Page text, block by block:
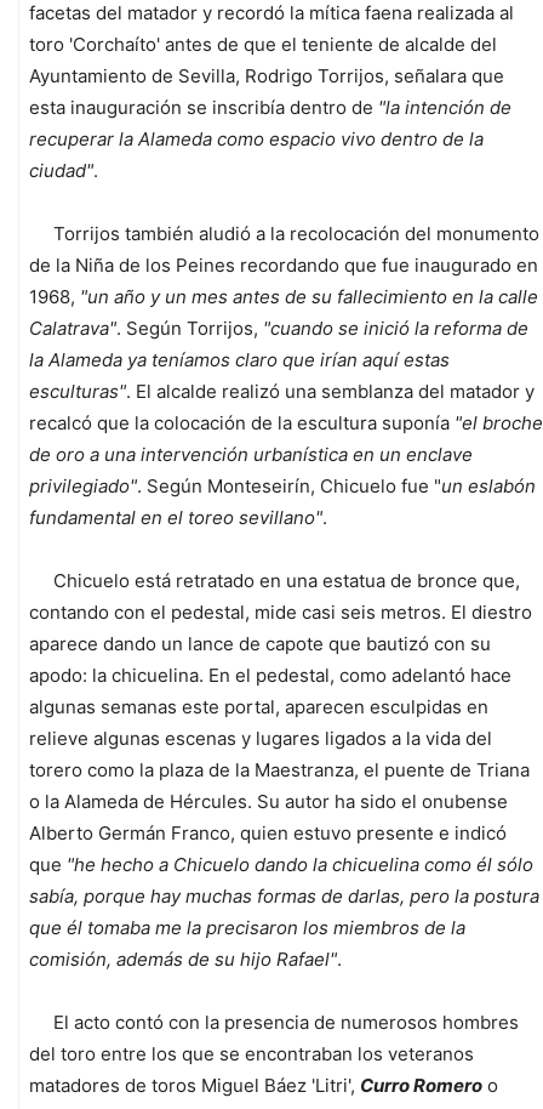
facetas del matador y recordó la mítica faena realizada al
toro 'Corchaíto' antes de que el teniente de alcalde del
Ayuntamiento de Sevilla, Rodrigo Torrijos, señalara que
esta inauguración se inscribía dentro de "la intención de
recuperar la Alameda como espacio vivo dentro de la
ciudad".
Torrijos también aludió a la recolocación del monumento
de la Niña de los Peines recordando que fue inaugurado en
1968, "un año y un mes antes de su fallecimiento en la calle
Calatrava". Según Torrijos, "cuando se inició la reforma de
la Alameda ya teníamos claro que irían aquí estas
esculturas". El alcalde realizó una semblanza del matador y
recalcó que la colocación de la escultura suponía "el broche
de oro a una intervención urbanística en un enclave
privilegiado". Según Monteseirín, Chicuelo fue "un eslabón
fundamental en el toreo sevillano".
Chicuelo está retratado en una estatua de bronce que,
contando con el pedestal, mide casi seis metros. El diestro
aparece dando un lance de capote que bautizó con su
apodo: la chicuelina. En el pedestal, como adelantó hace
algunas semanas este portal, aparecen esculpidas en
relieve algunas escenas y lugares ligados a la vida del
torero como la plaza de la Maestranza, el puente de Triana
o la Alameda de Hércules. Su autor ha sido el onubense
Alberto Germán Franco, quien estuvo presente e indicó
que "he hecho a Chicuelo dando la chicuelina como él sólo
sabía, porque hay muchas formas de darlas, pero la postura
que él tomaba me la precisaron los miembros de la
comisión, además de su hijo Rafael".
El acto contó con la presencia de numerosos hombres
del toro entre los que se encontraban los veteranos
matadores de toros Miguel Báez 'Litri', Curro Romero o